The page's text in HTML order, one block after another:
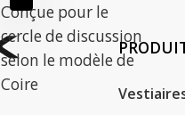
Conçue pour le
cercle de discussion
selon le modèle de
Coire